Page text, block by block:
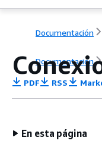
Documentación
Documentación
PDF RSS
En esta página